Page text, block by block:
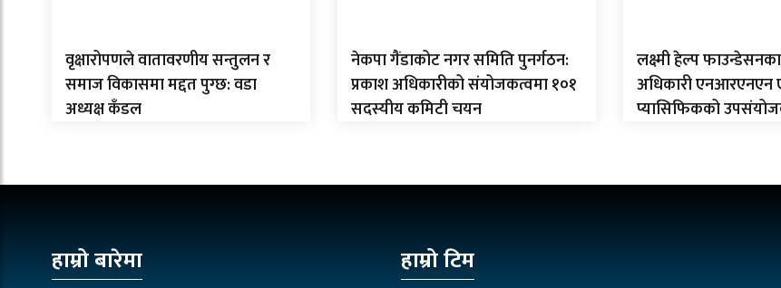
वृक्षारोपणले वातावरणीय सन्तुलन र
समाज विकासमा मद्दत पुग्छ: वडा
अध्यक्ष कँडल
नेकपा गैंडाकोट नगर समिति पुनर्गठन:
प्रकाश अधिकारीको संयोजकत्वमा १०१
सदस्यीय कमिटी चयन
लक्ष्मी हेल्प
अधिकारी एनआरएनएन
प्यासिफिकको
हाम्रो बारेमा हाम्रो टिम